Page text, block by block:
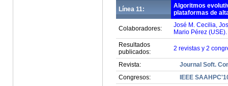
Línea 11:
Algoritmos
plataformas de
Colaboradores:
José M. Cecilia,
Mario Pérez (USE).
Resultados
publicados:
2 revistas y 2
Revista:
Journal Soft.
Congresos:
IEEE